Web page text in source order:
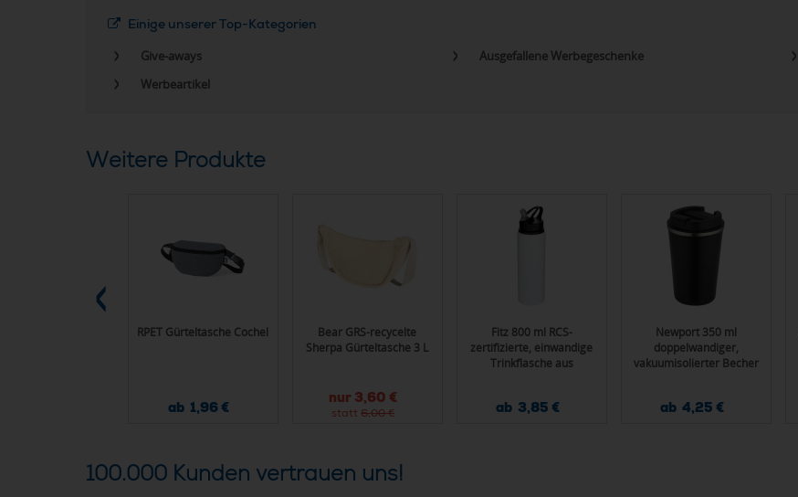
Einige unserer Top-Kategorien
Give-aways
Ausgefallene Werbegeschenke
Werbeartikel
Weitere Produkte
RPET Gürteltasche Cochel
ab 1,96 €
Bear GRS-recycelte
Sherpa Gürteltasche 3 L
nur 3,60 €
statt6,00 €
Fitz 800 ml RCS-
zertifizierte, einwandige
Trinkflasche aus
ab 3,85 €
Newport 350 ml
doppelwandiger,
vakuumisolierter Becher
ab 4,25 €
100.000 Kunden vertrauen uns!